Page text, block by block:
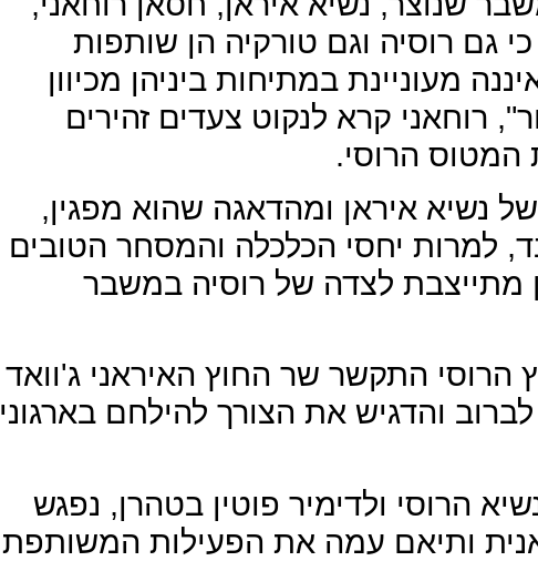
גם רוסיה וגם טורקיה הן שותפות
מעוניינת במתיחות ביניהן מכיוון
רוחאני קרא לנקוט צעדים זהירים
המטוס הרוסי.
נשיא איראן ומהדאגה שהוא מפגין,
למרות יחסי הכלכלה והמסחר הטובים
מתייצבת לצדה של רוסיה במשבר
התקשר שר החוץ האיראני ג'וואד
לברוב והדגיש את הצורך להילחם בארגוני
הרוסי ולדימיר פוטין בטהרן, נפגש
ותיאם עמה את הפעילות המשותפת